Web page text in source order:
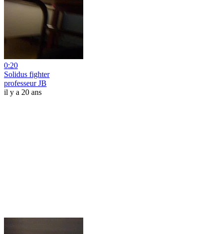
0:20
Solidus fighter
professeur JB
il y a 20 ans